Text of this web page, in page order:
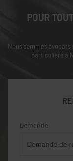
POUR
Nous sommes avocats
particuliers à
Demande